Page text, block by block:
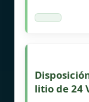
litio de 24